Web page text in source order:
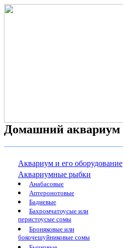
Домашний аквариум
Аквариум и его оборудование
Аквариумные рыбки
Анабасовые
Аптеронотовые
Бадиевые
Бахромчатоусые или
перистоусые сомы
Броняковые или
бокочешуйниковые сомы